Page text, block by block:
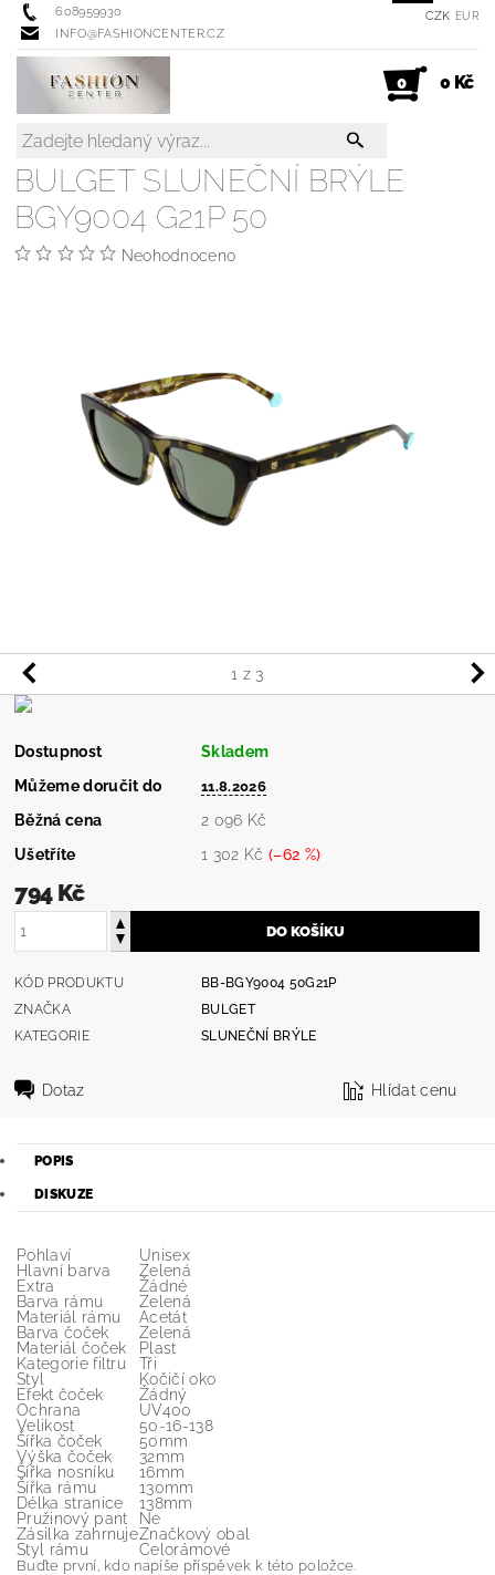
608959930
INFO@FASHIONCENTER.CZ
CZK EUR
0 0 Kč
1 z 3
BULGET SLUNEČNÍ BRÝLE
BGY9004 G21P 50
Neohodnoceno
Dostupnost
Skladem
Můžeme doručit do
11.8.2026
Běžná cena
2 096 Kč
Ušetříte
1 302 Kč (–62 %)
794 Kč
KÓD PRODUKTU
BB-BGY9004 50G21P
ZNAČKA
BULGET
KATEGORIE
SLUNEČNÍ BRÝLE
Dotaz Hlídat cenu
POPIS
DISKUZE
Pohlaví
Unisex
Hlavní barva
Zelená
Extra
Žádné
Barva rámu
Zelená
Materiál rámu
Acetát
Barva čoček
Zelená
Materiál čoček
Plast
Kategorie filtru
Tři
Styl
Kočičí oko
Efekt čoček
Žádný
Ochrana
UV400
Velikost
50-16-138
Šířka čoček
50mm
Výška čoček
32mm
Šířka nosníku
16mm
Šířka rámu
130mm
Délka stranice
138mm
Pružinový pant
Ne
Zásilka zahrnujeZnačkový obal
Styl rámu
Celorámové
Buďte první, kdo napíše příspěvek k této položce.